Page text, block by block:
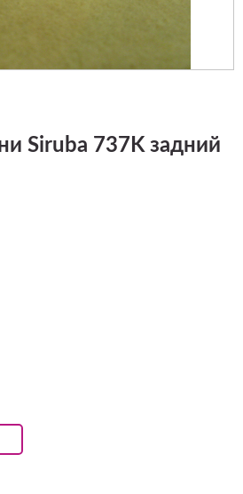
Siruba 737K задний